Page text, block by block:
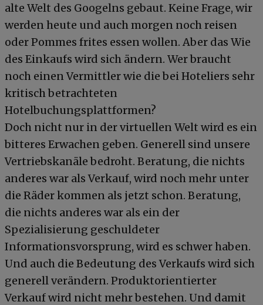
alte Welt des Googelns gebaut. Keine Frage, wir
werden heute und auch morgen noch reisen
oder Pommes frites essen wollen. Aber das Wie
des Einkaufs wird sich ändern. Wer braucht
noch einen Vermittler wie die bei Hoteliers sehr
kritisch betrachteten
Hotelbuchungsplattformen?
Doch nicht nur in der virtuellen Welt wird es ein
bitteres Erwachen geben. Generell sind unsere
Vertriebskanäle bedroht. Beratung, die nichts
anderes war als Verkauf, wird noch mehr unter
die Räder kommen als jetzt schon. Beratung,
die nichts anderes war als ein der
Spezialisierung geschuldeter
Informationsvorsprung, wird es schwer haben.
Und auch die Bedeutung des Verkaufs wird sich
generell verändern. Produktorientierter
Verkauf wird nicht mehr bestehen. Und damit